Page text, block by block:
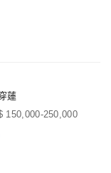
蓮
150,000-250,000